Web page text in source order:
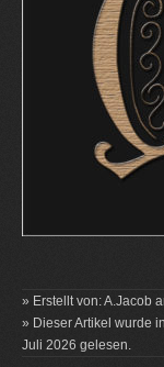
» Erstellt von: A.Jacob
» Dieser Artikel wurde
Juli 2026 gelesen.